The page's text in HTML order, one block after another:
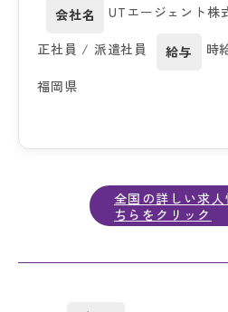
会社名 UTエージェント株
正社員 / 派遣社員
給与 時
福岡県
全国の詳しい求人
ちらをクリック